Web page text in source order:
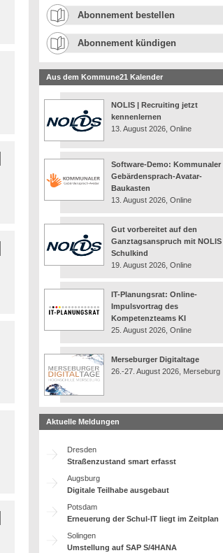
Abonnement bestellen
Abonnement kündigen
Aus dem Kommune21 Kalender
NOLIS | Recruiting jetzt
kennenlernen
13. August 2026, Online
Software-Demo: Kommunaler
Gebärdensprach-Avatar-
Baukasten
13. August 2026, Online
Gut vorbereitet auf den
Ganztagsanspruch mit NOLIS |
Schulkind
19. August 2026, Online
IT-Planungsrat: Online-
Impulsvortrag des
Kompetenzteams KI
25. August 2026, Online
Merseburger Digitaltage
26.-27. August 2026, Merseburg
Aktuelle Meldungen
Dresden
Straßenzustand smart erfasst
Augsburg
Digitale Teilhabe ausgebaut
Potsdam
Erneuerung der Schul-IT liegt im Zeitplan
Solingen
Umstellung auf SAP S/4HANA